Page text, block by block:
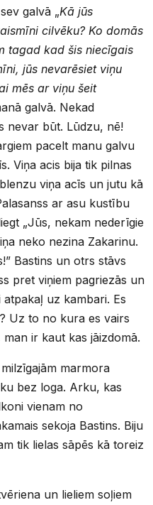
galvā „Kā jūs
cilvēku? Ko domās
tagad kad šis niecīgais
jūs nevarēsiet viņu
mēs ar viņu šeit
galvā. Nekad
nevar būt. Lūdzu, nē!
pacelt manu galvu
Viņa acis bija tik pilnas
viņa acīs un jutu kā
ar asu kustību
„Jūs, nekam nederīgie
neko nezina Zakarinu.
Bastins un otrs stāvs
pret viņiem pagriezās un
uz kambari. Es
Uz to no kura es vairs
ir kaut kas jāizdomā.
marmora
bez loga. Arku, kas
vienam no
sekoja Bastins. Biju
tik lielas sāpēs kā toreiz
un lieliem soļiem